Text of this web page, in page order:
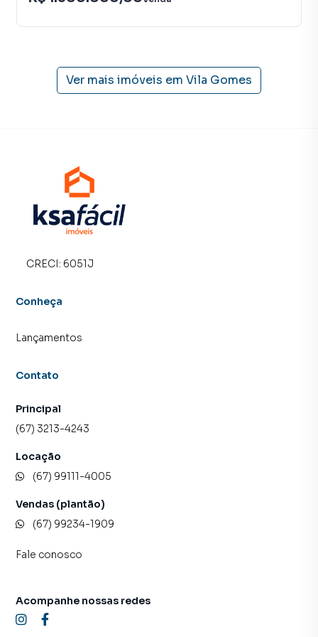
Ver mais imóveis em Vila Gomes
CRECI: 6051J
Conheça
Lançamentos
Contato
Principal
(67) 3213-4243
Locação
(67) 99111-4005
Vendas (plantão)
(67) 99234-1909
Fale conosco
Acompanhe nossas redes